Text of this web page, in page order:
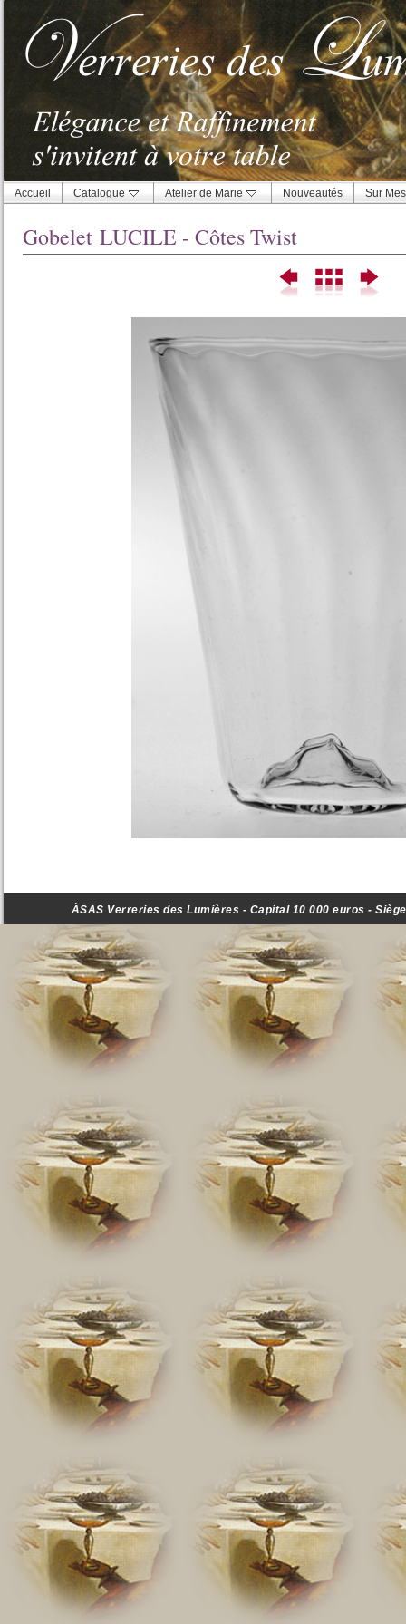
Accueil Catalogue Atelier de Marie Nouveautés Sur
Gobelet LUCILE - Côtes Twist
ÀSAS Verreries des Lumières - Capital 10 000 euros -